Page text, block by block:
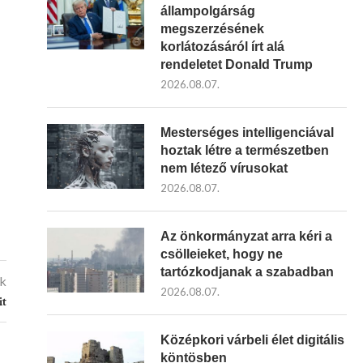
állampolgárság
megszerzésének
korlátozásáról írt alá
rendeletet Donald Trump
2026.08.07.
Mesterséges intelligenciával
hoztak létre a természetben
nem létező vírusokat
2026.08.07.
Az önkormányzat arra kéri a
csölleieket, hogy ne
tartózkodjanak a szabadban
2026.08.07.
Középkori várbeli élet digitális
köntösben